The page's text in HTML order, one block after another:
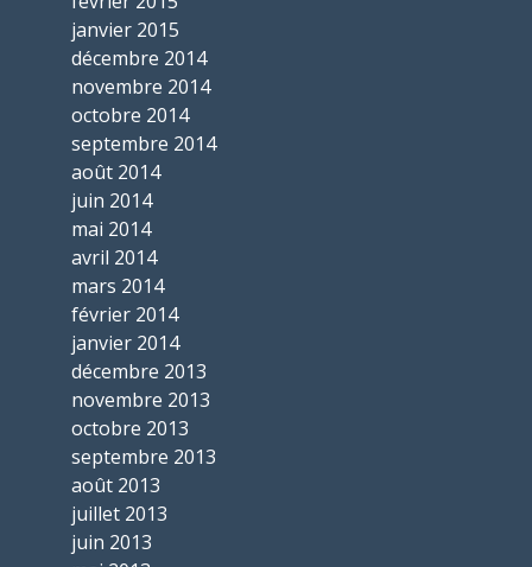
janvier 2015
décembre 2014
novembre 2014
octobre 2014
septembre 2014
août 2014
juin 2014
mai 2014
avril 2014
mars 2014
février 2014
janvier 2014
décembre 2013
novembre 2013
octobre 2013
septembre 2013
août 2013
juillet 2013
juin 2013